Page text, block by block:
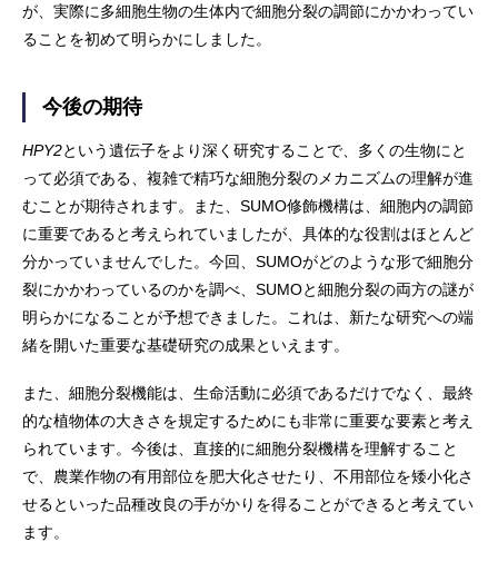
が、実際に多細胞生物の生体内で細胞分裂の調節にかかわってい
ることを初めて明らかにしました。
今後の期待
HPY2という遺伝子をより深く研究することで、多くの生物にと
って必須である、複雑で精巧な細胞分裂のメカニズムの理解が進
むことが期待されます。また、SUMO修飾機構は、細胞内の調節
に重要であると考えられていましたが、具体的な役割はほとんど
分かっていませんでした。今回、SUMOがどのような形で細胞分
裂にかかわっているのかを調べ、SUMOと細胞分裂の両方の謎が
明らかになることが予想できました。これは、新たな研究への端
緒を開いた重要な基礎研究の成果といえます。
また、細胞分裂機能は、生命活動に必須であるだけでなく、最終
的な植物体の大きさを規定するためにも非常に重要な要素と考え
られています。今後は、直接的に細胞分裂機構を理解すること
で、農業作物の有用部位を肥大化させたり、不用部位を矮小化さ
せるといった品種改良の手がかりを得ることができると考えてい
ます。